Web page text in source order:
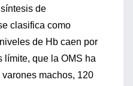
de
clasifica como
de Hb caen por
límite, que la OMS ha
machos, 120